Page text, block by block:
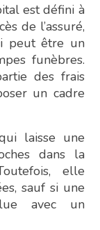
est défini à
de l’assuré,
peut être un
funèbres.
des frais
un cadre
laisse une
dans la
elle
sauf si une
avec un